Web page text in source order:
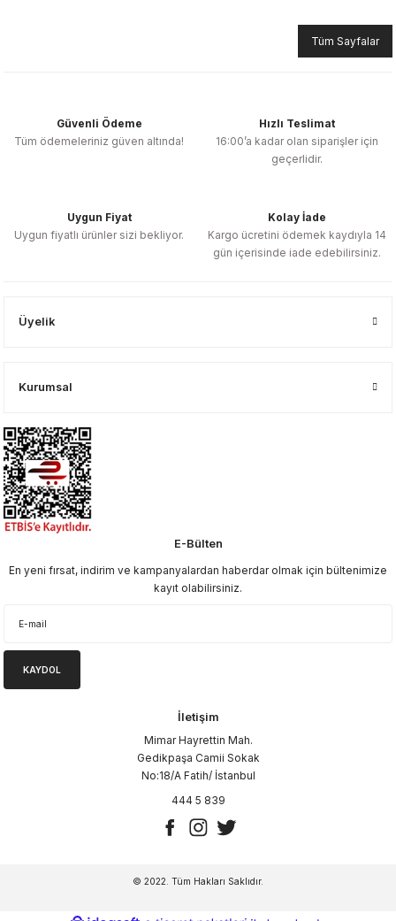
Tüm Sayfalar
Güvenli Ödeme
Tüm ödemeleriniz güven altında!
Hızlı Teslimat
16:00’a kadar olan siparişler için
geçerlidir.
Uygun Fiyat
Uygun fiyatlı ürünler sizi bekliyor.
Kolay İade
Kargo ücretini ödemek kaydıyla 14
gün içerisinde iade edebilirsiniz.
Üyelik
Kurumsal
E-Bülten
En yeni fırsat, indirim ve kampanyalardan haberdar olmak için bültenimize
kayıt olabilirsiniz.
KAYDOL
İletişim
Mimar Hayrettin Mah.
Gedikpaşa Camii Sokak
No:18/A Fatih/ İstanbul
444 5 839
© 2022. Tüm Hakları Saklıdır.